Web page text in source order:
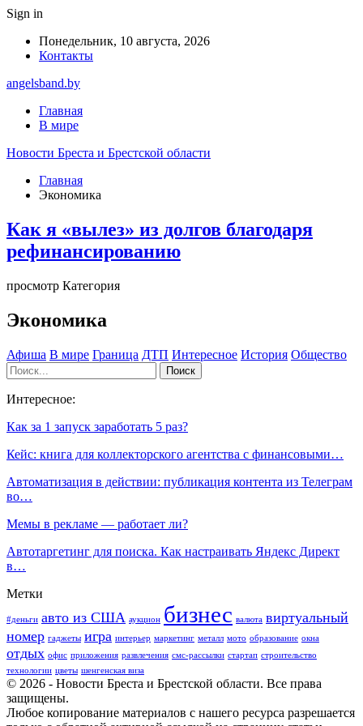
Sign in
Понедельник, 10 августа, 2026
Контакты
angelsband.by
Главная
В мире
Новости Бреста и Брестской области
Главная
Экономика
Как я «вылез» из долгов благодаря
рефинансированию
просмотр Категория
Экономика
Афиша В мире Граница ДТП Интересное История Общество
Интересное:
Как за 1 запуск заработать 5 раз?
Кейс: книга для коллекторского агентства с финансовыми…
Автоматизация в действии: публикация контента из Телеграм
во…
Мемы в рекламе — работает ли?
Автотаргетинг для поиска. Как настраивать Яндекс Директ
в…
Метки
#деньги авто из США аукцион бизнес валюта виртуальный
номер гаджеты игра интерьер маркетинг металл мото образование окна
отдых офис приложения развлечения смс-рассылки стартап строительство
технологии цветы шенгенская виза
© 2026 - Новости Бреста и Брестской области. Все права
защищены.
Любое копирование материалов с нашего ресурса разрешается